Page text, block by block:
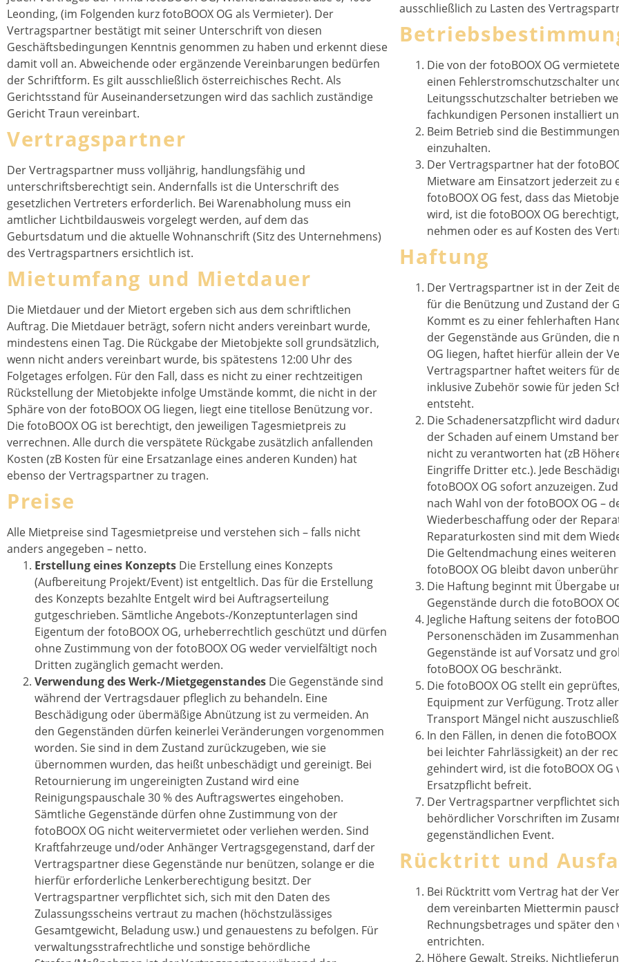
Leonding, (im Folgenden kurz fotoBOOX OG als Vermieter). Der
Vertragspartner bestätigt mit seiner Unterschrift von diesen
Geschäftsbedingungen Kenntnis genommen zu haben und erkennt diese
damit voll an. Abweichende oder ergänzende Vereinbarungen bedürfen
der Schriftform. Es gilt ausschließlich österreichisches Recht. Als
Gerichtsstand für Auseinandersetzungen wird das sachlich zuständige
Gericht Traun vereinbart.
Vertragspartner
Der Vertragspartner muss volljährig, handlungsfähig und
unterschriftsberechtigt sein. Andernfalls ist die Unterschrift des
gesetzlichen Vertreters erforderlich. Bei Warenabholung muss ein
amtlicher Lichtbildausweis vorgelegt werden, auf dem das
Geburtsdatum und die aktuelle Wohnanschrift (Sitz des Unternehmens)
des Vertragspartners ersichtlich ist.
Mietumfang und Mietdauer
Die Mietdauer und der Mietort ergeben sich aus dem schriftlichen
Auftrag. Die Mietdauer beträgt, sofern nicht anders vereinbart wurde,
mindestens einen Tag. Die Rückgabe der Mietobjekte soll grundsätzlich,
wenn nicht anders vereinbart wurde, bis spätestens 12:00 Uhr des
Folgetages erfolgen. Für den Fall, dass es nicht zu einer rechtzeitigen
Rückstellung der Mietobjekte infolge Umstände kommt, die nicht in der
Sphäre von der fotoBOOX OG liegen, liegt eine titellose Benützung vor.
Die fotoBOOX OG ist berechtigt, den jeweiligen Tagesmietpreis zu
verrechnen. Alle durch die verspätete Rückgabe zusätzlich anfallenden
Kosten (zB Kosten für eine Ersatzanlage eines anderen Kunden) hat
ebenso der Vertragspartner zu tragen.
Preise
Alle Mietpreise sind Tagesmietpreise und verstehen sich – falls nicht
anders angegeben – netto.
Erstellung eines Konzepts Die Erstellung eines Konzepts
(Aufbereitung Projekt/Event) ist entgeltlich. Das für die Erstellung
des Konzepts bezahlte Entgelt wird bei Auftragserteilung
gutgeschrieben. Sämtliche Angebots-/Konzeptunterlagen sind
Eigentum der fotoBOOX OG, urheberrechtlich geschützt und dürfen
ohne Zustimmung von der fotoBOOX OG weder vervielfältigt noch
Dritten zugänglich gemacht werden.
Verwendung des Werk-/Mietgegenstandes Die Gegenstände sind
während der Vertragsdauer pfleglich zu behandeln. Eine
Beschädigung oder übermäßige Abnützung ist zu vermeiden. An
den Gegenständen dürfen keinerlei Veränderungen vorgenommen
worden. Sie sind in dem Zustand zurückzugeben, wie sie
übernommen wurden, das heißt unbeschädigt und gereinigt. Bei
Retournierung im ungereinigten Zustand wird eine
Reinigungspauschale 30 % des Auftragswertes eingehoben.
Sämtliche Gegenstände dürfen ohne Zustimmung von der
fotoBOOX OG nicht weitervermietet oder verliehen werden. Sind
Kraftfahrzeuge und/oder Anhänger Vertragsgegenstand, darf der
Vertragspartner diese Gegenstände nur benützen, solange er die
hierfür erforderliche Lenkerberechtigung besitzt. Der
Vertragspartner verpflichtet sich, sich mit den Daten des
Zulassungsscheins vertraut zu machen (höchstzulässiges
Gesamtgewicht, Beladung usw.) und genauestens zu befolgen. Für
verwaltungsstrafrechtliche und sonstige behördliche
ausschließlich zu Lasten des
Die von der fotoBOOX OG
einen Fehlerstromschutzschalter
Leitungsschutzschalter betrieben
fachkundigen Personen installiert
Beim Betrieb sind die
einzuhalten.
Der Vertragspartner hat der
Mietware am Einsatzort jederzeit zu
fotoBOOX OG fest, dass das
wird, ist die fotoBOOX OG
nehmen oder es auf Kosten des
Haftung
Der Vertragspartner ist in der Zeit
für die Benützung und Zustand der
Kommt es zu einer fehlerhaften
der Gegenstände aus Gründen, die
OG liegen, haftet hierfür allein der
Vertragspartner haftet weiters für
inklusive Zubehör sowie für jeden
entsteht.
Die Schadenersatzpflicht wird
der Schaden auf einem Umstand
nicht zu verantworten hat (zB
Eingriffe Dritter etc.). Jede
fotoBOOX OG sofort anzuzeigen.
nach Wahl von der fotoBOOX OG –
Wiederbeschaffung oder der
Reparaturkosten sind mit dem
Die Geltendmachung eines
fotoBOOX OG bleibt davon
Die Haftung beginnt mit Übergabe
Gegenstände durch die fotoBOOX
Jegliche Haftung seitens der
Personenschäden im
Gegenstände ist auf Vorsatz und
fotoBOOX OG beschränkt.
Die fotoBOOX OG stellt ein
Equipment zur Verfügung. Trotz
Transport Mängel nicht
In den Fällen, in denen die
bei leichter Fahrlässigkeit) an der
gehindert wird, ist die fotoBOOX
Ersatzpflicht befreit.
Der Vertragspartner verpflichtet
behördlicher Vorschriften im
gegenständlichen Event.
Rücktritt und
Bei Rücktritt vom Vertrag hat der
dem vereinbarten Miettermin
Rechnungsbetrages und später
entrichten.
Höhere Gewalt, Streiks,